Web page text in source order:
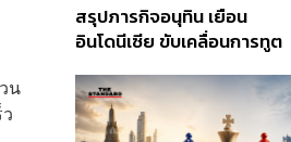
น
สรุปภารกิจอนุทิน เยือน
อินโดนีเซีย ขับเคลื่อนการทูต
ส่วนยุทธศาสตร์ไทย –
อินโดนีเซีย